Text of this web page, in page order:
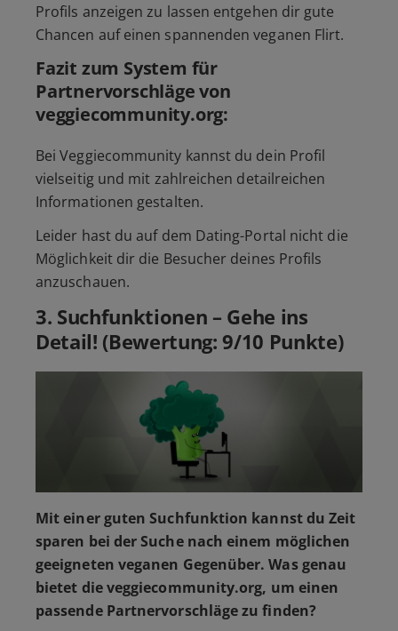
Profils anzeigen zu lassen entgehen dir gute
Chancen auf einen spannenden veganen Flirt.
Fazit zum System für
Partnervorschläge von
veggiecommunity.org:
Bei Veggiecommunity kannst du dein Profil
vielseitig und mit zahlreichen detailreichen
Informationen gestalten.
Leider hast du auf dem Dating-Portal nicht die
Möglichkeit dir die Besucher deines Profils
anzuschauen.
3. Suchfunktionen – Gehe ins
Detail! (Bewertung: 9/10 Punkte)
Mit einer guten Suchfunktion kannst du Zeit
sparen bei der Suche nach einem möglichen
geeigneten veganen Gegenüber. Was genau
bietet die veggiecommunity.org, um einen
passende Partnervorschläge zu finden?